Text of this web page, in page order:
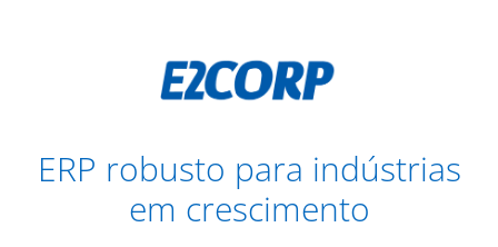
ERP robusto para indústrias
em crescimento